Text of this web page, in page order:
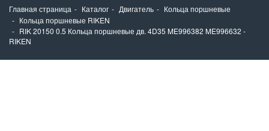
Главная страница Каталог Двигатель
Кольца поршневые
Кольца поршневые RIKEN
RIK 20150 0.5 Кольца поршневые дв. 4D35 ME996382 ME996632 -
RIKEN